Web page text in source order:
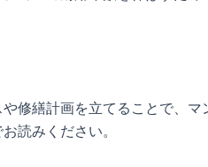
修繕計画を立てることで、
読みください。